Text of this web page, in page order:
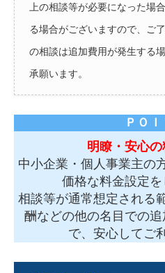
上の相談等が必要になった場
る場合がございますので、ご
の相談は追加費用が発生する
承願います。
ＰＯＩ
明瞭・安心の
中小企業・個人事業主の
価格な料金設定を
相談等が通常想定される
酬などの他の名目での
で、安心してご